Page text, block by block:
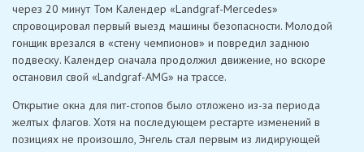
через 20 минут Том Календер «Landgraf-Mercedes»
спровоцировал первый выезд машины безопасности. Молодой
гонщик врезался в «стену чемпионов» и повредил заднюю
подвеску. Календер сначала продолжил движение, но вскоре
остановил свой «Landgraf-AMG» на трассе.
Открытие окна для пит-стопов было отложено из-за периода
желтых флагов. Хотя на последующем рестарте изменений в
позициях не произошло, Энгель стал первым из лидирующей